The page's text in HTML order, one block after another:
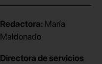
Redactora: María
Maldonado
Directora de servicios